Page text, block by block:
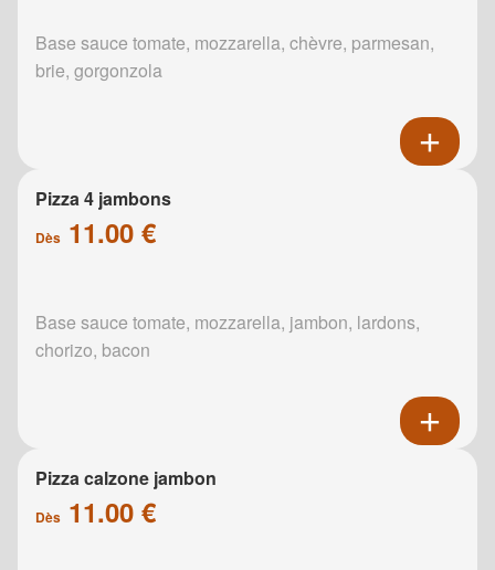
Base sauce tomate, mozzarella, chèvre, parmesan,
brie, gorgonzola
Pizza 4 jambons
Dès 11.00 €
Base sauce tomate, mozzarella, jambon, lardons,
chorizo, bacon
Pizza calzone jambon
Dès 11.00 €